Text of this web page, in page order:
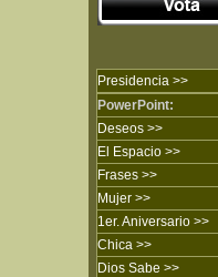
Presidencia >>
PowerPoint:
Deseos >>
El Espacio >>
Frases >>
Mujer >>
1er. Aniversario >>
Chica >>
Dios Sabe >>